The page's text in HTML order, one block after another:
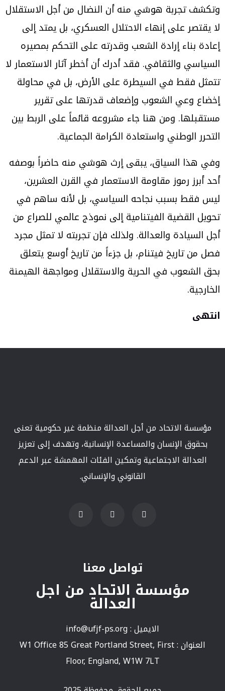
وتكشف تجربة هوشي منه أن النضال من أجل الاستقلال
لا يقتصر على إنهاء الاحتلال العسكري، بل يمتد إلى
إعادة بناء إرادة الشعب وقدرته على التحكم بمصيره
السياسي والثقافي. فقد أدرك أن أخطر آثار الاستعمار لا
تتمثل فقط في السيطرة على الأرض، بل في محاولة
إخضاع وعي الشعوب وإضعاف قدرتها على تقرير
مستقبلها. ومن هنا جاء مشروعه قائماً على الربط بين
التحرر الوطني واستعادة الكرامة الجماعية.
وفي هذا السياق، يبقى إرث هوشي منه حاضراً بوصفه
أحد أبرز رموز مقاومة الاستعمار في القرن العشرين،
ليس فقط بسبب نجاحه السياسي، بل لأنه ساهم في
تحويل القضية الفيتنامية إلى نموذج عالمي للصراع من
أجل السيادة والعدالة. ولذلك فإن تجربته لا تمثل مجرد
فصل من تاريخ فيتنام، بل جزءاً من تاريخ أوسع يتعلق
بحق الشعوب في الحرية والاستقلال ومواجهة الهيمنة
الخارجية.
انتهى
مؤسسة الاتحاد من أجل العدالة منظمة غير حكومية تعنى
بحقوق الإنسان والمساعدة الإنسانية، وتهدف إلى تعزيز
العدالة الاجتماعية وتمكين الفئات المهمشة عبر الدعم
القانوني والإنساني.
تواصل معنا
مؤسسة الاتحاد من اجل
العدالة
الايميل :info@ufjf-ps.org
العنوان : W1 Office 85 Great Portland Street, First
Floor, England, W1W 7LT